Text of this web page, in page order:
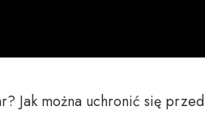
Jak można uchronić się przed